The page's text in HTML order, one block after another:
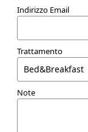
Indirizzo Email
Trattamento
Note